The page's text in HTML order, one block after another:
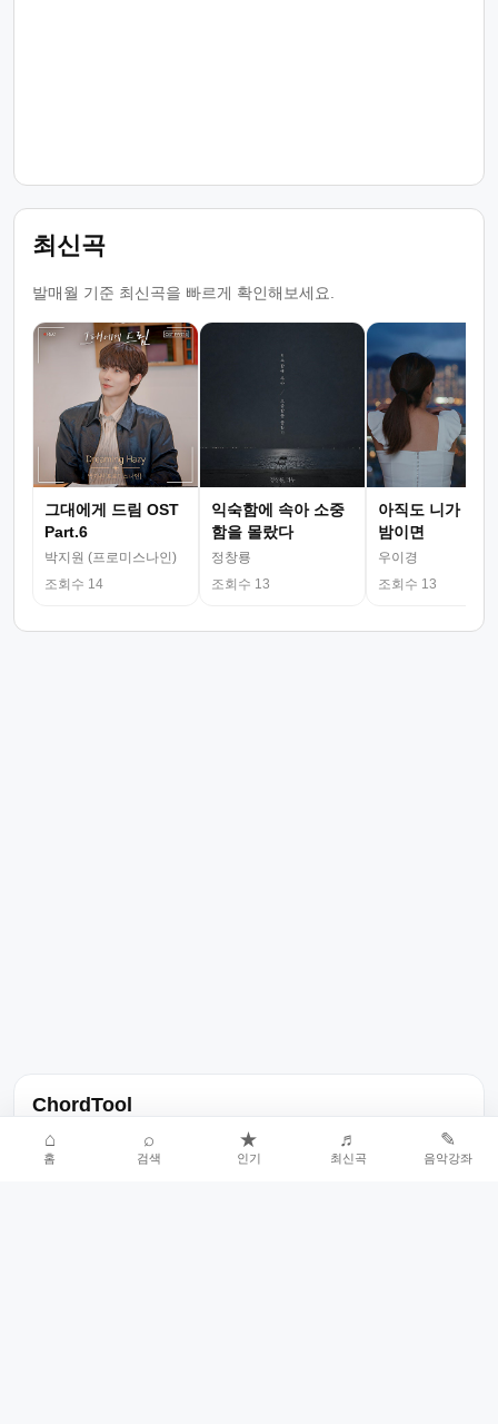
최신곡
발매월 기준 최신곡을 빠르게 확인해보세요.
그대에게 드림 OST
Part.6
박지원 (프로미스나인)
조회수 14
익숙함에 속아 소중
함을 몰랐다
정창룡
조회수 13
아직도 니가 그
밤이면
우이경
조회수 13
ChordTool
노래 가사, 곡 정보, 코드, 악보를 한곳에서 찾을 수 있는 음악 정보
서비스입니다.
⌂
홈
⌕
검색
★
인기
♬
최신곡
✎
음악강좌